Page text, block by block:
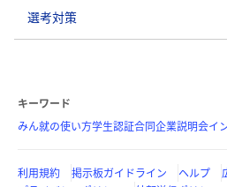
選考対策
キーワード
みん就の使い方学生認証合同企業説明会イ
利用規約 掲示板ガイドライン ヘルプ